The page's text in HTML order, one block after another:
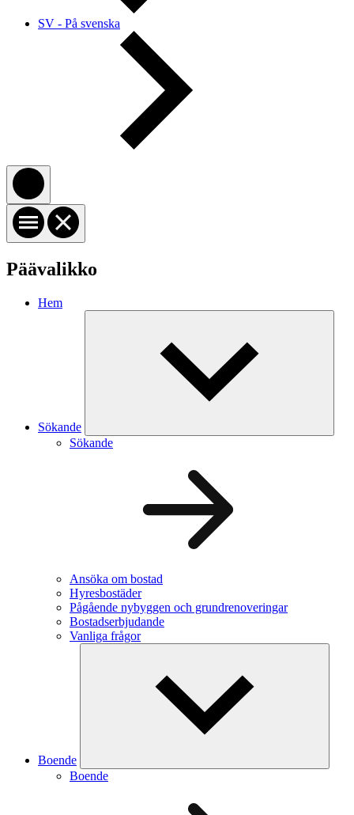
SV - På svenska
Päävalikko
Hem
Sökande
Sökande
Ansöka om bostad
Hyresbostäder
Pågående nybyggen och grundrenoveringar
Bostadserbjudande
Vanliga frågor
Boende
Boende